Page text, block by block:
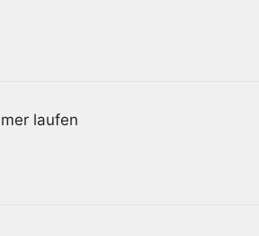
laufen